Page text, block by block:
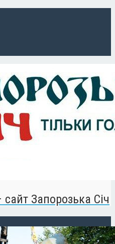
Запорозька Січ